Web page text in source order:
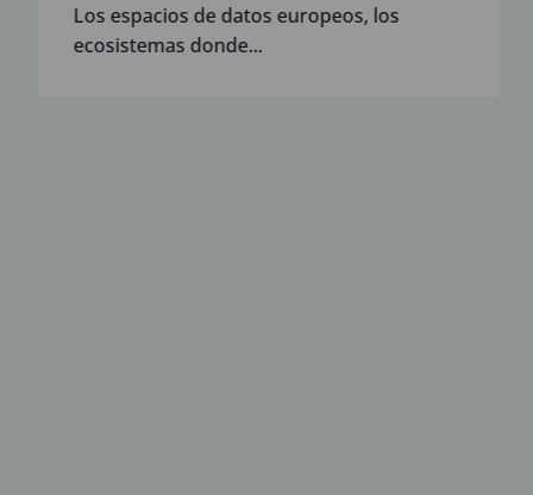
Los espacios de datos europeos, los
ecosistemas donde...